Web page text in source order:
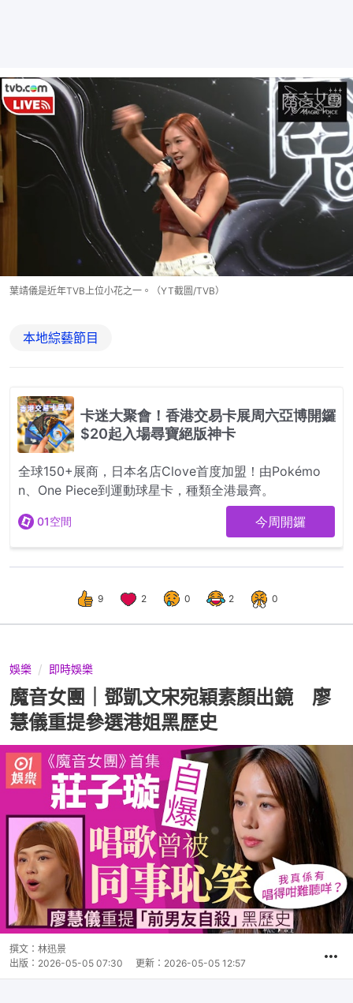
葉靖儀是近年TVB上位小花之一。（YT截圖/TVB）
本地綜藝節目
9 2 0 2 0
娛樂 即時娛樂
魔音女團｜鄧凱文宋宛穎素顏出鏡 廖
慧儀重提參選港姐黑歷史
撰文： 林迅景
出版： 2026-05-05 07:30 更新： 2026-05-05 12:57